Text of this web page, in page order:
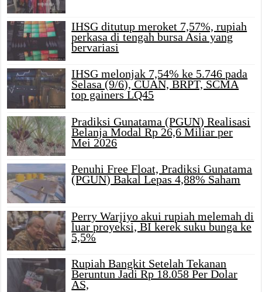
IHSG ditutup meroket 7,57%, rupiah
perkasa di tengah bursa Asia yang
bervariasi
IHSG melonjak 7,54% ke 5.746 pada
Selasa (9/6), CUAN, BRPT, SCMA
top gainers LQ45
Pradiksi Gunatama (PGUN) Realisasi
Belanja Modal Rp 26,6 Miliar per
Mei 2026
Penuhi Free Float, Pradiksi Gunatama
(PGUN) Bakal Lepas 4,88% Saham
Perry Warjiyo akui rupiah melemah di
luar proyeksi, BI kerek suku bunga ke
5,5%
Rupiah Bangkit Setelah Tekanan
Beruntun Jadi Rp 18.058 Per Dolar
AS,